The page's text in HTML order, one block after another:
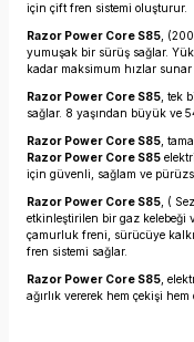
için çift fren sistemi oluşturur.
Razor Power Core S85 ,
yumuşak bir sürüş sağlar.
kadar maksimum hızlar
Razor Power Core S85 , tek
sağlar. 8 yaşından büyük ve
Razor Power Core S85 ,
Razor Power Core S85
için güvenli, sağlam ve
Razor Power Core S85 , (
etkinleştirilen bir gaz kelebeği
çamurluk freni, sürücüye
fren sistemi sağlar.
Razor Power Core S85 ,
ağırlık vererek hem çekişi